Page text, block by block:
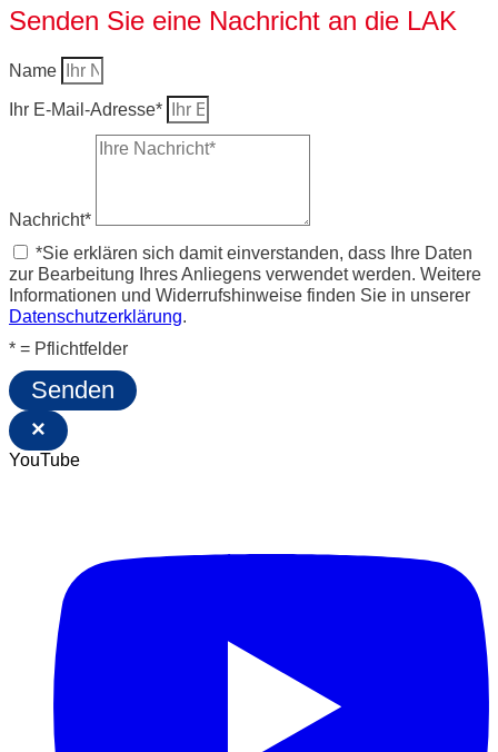
Senden Sie eine Nachricht an die LAK
Name
Ihr E-Mail-Adresse*
Nachricht*
*Sie erklären sich damit einverstanden, dass Ihre Daten
zur Bearbeitung Ihres Anliegens verwendet werden. Weitere
Informationen und Widerrufshinweise finden Sie in unserer
Datenschutzerklärung.
* = Pflichtfelder
Senden
×
YouTube